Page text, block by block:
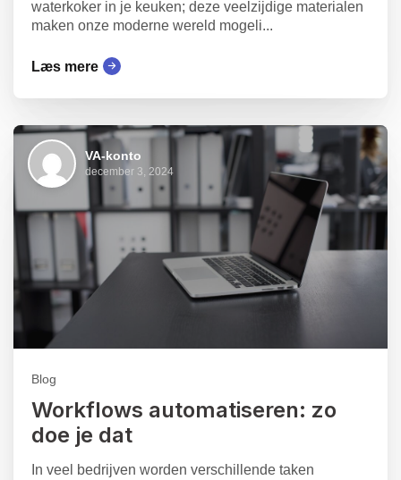
waterkoker in je keuken; deze veelzijdige materialen
maken onze moderne wereld mogeli...
Læs mere
VA-konto
december 3, 2024
Blog
Workflows automatiseren: zo
doe je dat
In veel bedrijven worden verschillende taken